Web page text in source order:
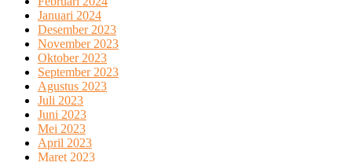
Januari 2024
Desember 2023
November 2023
Oktober 2023
September 2023
Agustus 2023
Juli 2023
Juni 2023
Mei 2023
April 2023
Maret 2023